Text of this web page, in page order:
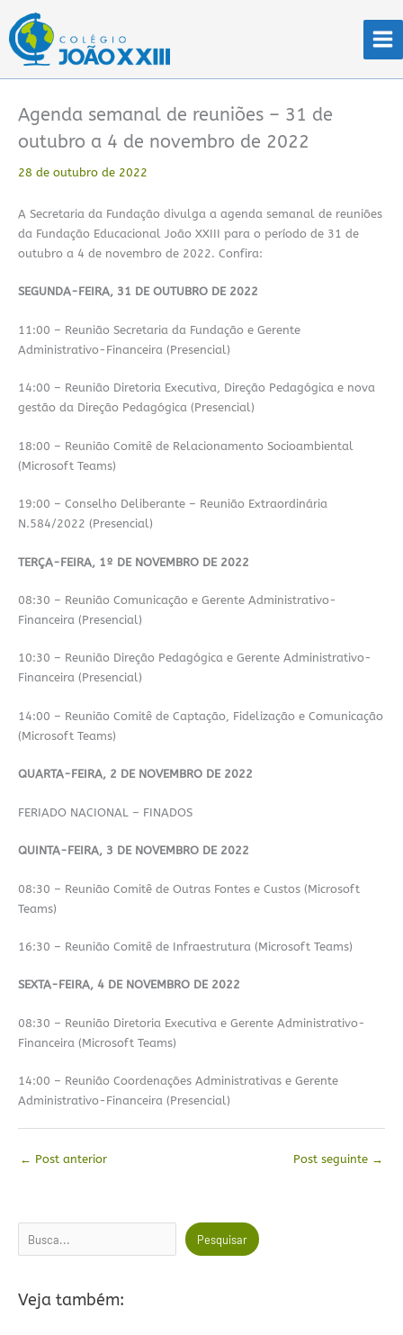
para
conteúdo
Agenda semanal de reuniões – 31 de
outubro a 4 de novembro de 2022
28 de outubro de 2022
A Secretaria da Fundação divulga a agenda semanal de reuniões
da Fundação Educacional João XXIII para o período de 31 de
outubro a 4 de novembro de 2022. Confira:
SEGUNDA-FEIRA, 31 DE OUTUBRO DE 2022
11:00 – Reunião Secretaria da Fundação e Gerente
Administrativo-Financeira (Presencial)
14:00 – Reunião Diretoria Executiva, Direção Pedagógica e nova
gestão da Direção Pedagógica (Presencial)
18:00 – Reunião Comitê de Relacionamento Socioambiental
(Microsoft Teams)
19:00 – Conselho Deliberante – Reunião Extraordinária
N.584/2022 (Presencial)
TERÇA-FEIRA, 1º DE NOVEMBRO DE 2022
08:30 – Reunião Comunicação e Gerente Administrativo-
Financeira (Presencial)
10:30 – Reunião Direção Pedagógica e Gerente Administrativo-
Financeira (Presencial)
14:00 – Reunião Comitê de Captação, Fidelização e Comunicação
(Microsoft Teams)
QUARTA-FEIRA, 2 DE NOVEMBRO DE 2022
FERIADO NACIONAL – FINADOS
QUINTA-FEIRA, 3 DE NOVEMBRO DE 2022
08:30 – Reunião Comitê de Outras Fontes e Custos (Microsoft
Teams)
16:30 – Reunião Comitê de Infraestrutura (Microsoft Teams)
SEXTA-FEIRA, 4 DE NOVEMBRO DE 2022
08:30 – Reunião Diretoria Executiva e Gerente Administrativo-
Financeira (Microsoft Teams)
14:00 – Reunião Coordenações Administrativas e Gerente
Administrativo-Financeira (Presencial)
← Post anterior Post seguinte →
Pesquisar Pesquisar
Veja também: